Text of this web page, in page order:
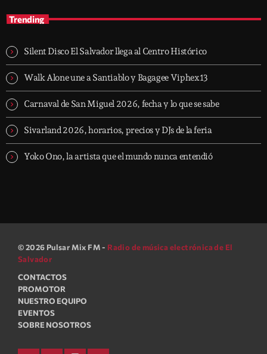
Trending
Silent Disco El Salvador llega al Centro Histórico
Walk Alone une a Santiablo y Bagagee Viphex13
Carnaval de San Miguel 2026, fecha y lo que se sabe
Sivarland 2026, horarios, precios y DJs de la feria
Yoko Ono, la artista que el mundo nunca entendió
© 2026 Pulsar Mix FM - Radio de música electrónica de El
Salvador
CONTACTOS
PROMOTOR
NUESTRO EQUIPO
EVENTOS
SOBRE NOSOTROS